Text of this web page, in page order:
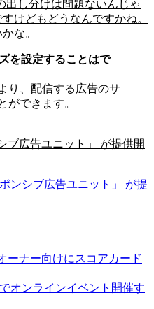
出し分けは問題ないんじゃ
けどもどうなんですかね。
な。
を設定することはで
り、配信する広告のサ
ができます。
ブ広告ユニット」 が提供開
ンシブ広告ユニット」 が提
ーナー向けにスコアカード
でオンラインイベント開催す